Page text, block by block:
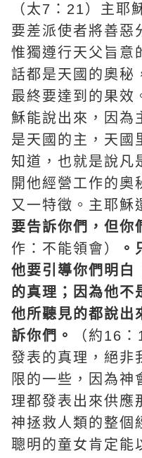
（太7：21）主耶
要差派使者將善惡
惟獨遵行天父旨意
話都是天國的奧秘
最終要達到的果效
穌能說出來，因為
是天國的主，天國
知道，也就是說凡
開他經營工作的奧
又一特徵。主耶穌
要告訴你們，但你
作：不能領會）
。
他要引導你們明白
的真理；因為他不
他所聽見的都說出
訴你們。
（約16
發表的真理，絕非
限的一些，因為神
理都發表出來供應
神拯救人類的整個
聰明的童女肯定能